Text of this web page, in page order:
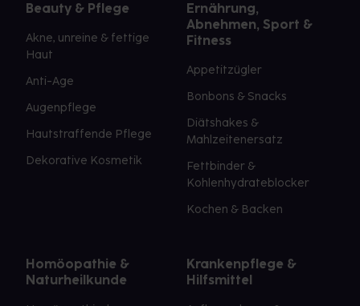
Beauty & Pflege
Akne, unreine & fettige
Haut
Anti-Age
Augenpflege
Hautstraffende Pflege
Dekorative Kosmetik
Ernährung,
Abnehmen, Sport &
Fitness
Appetitzügler
Bonbons & Snacks
Diätshakes &
Mahlzeitenersatz
Fettbinder &
Kohlenhydrateblocker
Kochen & Backen
Homöopathie &
Naturheilkunde
Krankenpflege &
Hilfsmittel